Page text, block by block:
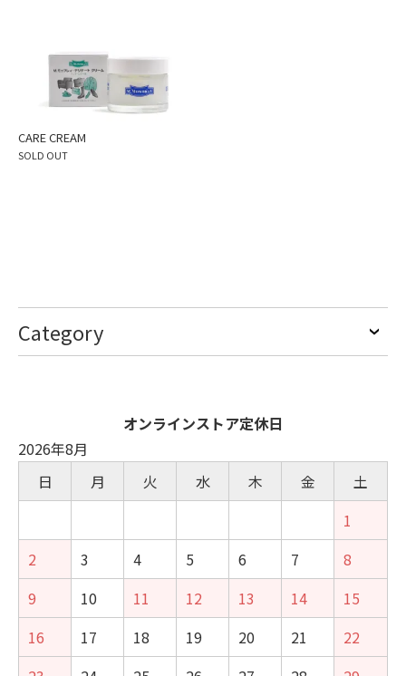
CARE CREAM
SOLD OUT
Category
オンラインストア定休日
2026年8月
日
月 火 水 木 金
土
1
2
3 4 5 6 7
8
9
10 11 12 13 14
15
16
17 18 19 20 21
22